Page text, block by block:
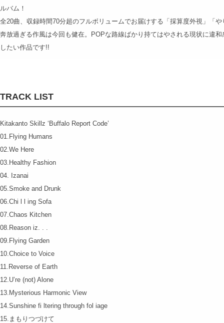
ルバム！
全20曲、収録時間70分超のフルボリュームでお届けする「採算度外視」「
奔放過ぎる作風は今回も健在。POPな路線ばかり持てはやされる現状に違
したい作品です!!
TRACK LIST
Kitakanto Skillz ‘Buffalo Report Code’
01.Flying Humans
02.We Here
03.Healthy Fashion
04. Izanai
05.Smoke and Drunk
06.Chi l l ing Sofa
07.Chaos Kitchen
08.Reason iz. . .
09.Flying Garden
10.Choice to Voice
11.Reverse of Earth
12.U’re (not) Alone
13.Mysterious Harmonic View
14.Sunshine fi ltering through fol iage
15.まもりつづけて